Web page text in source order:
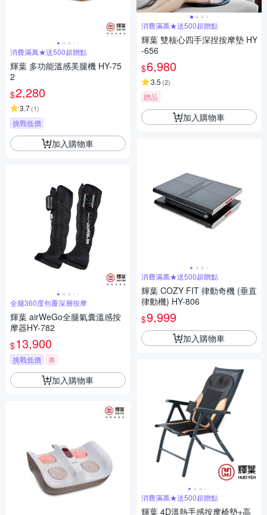
消費滿萬★送500超贈點
輝葉 多功能溫感美腿機 HY-75
2
$2,280
3.7(1)
挑戰低價
加入購物車
全腿360度包覆深層按摩
輝葉 airWeGo全腿氣囊溫感按
摩器HY-782
$13,900
挑戰低價 券
加入購物車
消費滿萬★送500超贈點
輝葉 雙核心四手深捏按摩墊 HY
-656
$6,980
3.5 (2)
贈品
加入購物車
消費滿萬★送500超贈點
輝葉 COZY FIT 律動奇機 (垂直
律動機) HY-806
$9,999
加入購物車
消費滿萬★送500超贈點
輝葉 4D溫熱手感按摩椅墊+高